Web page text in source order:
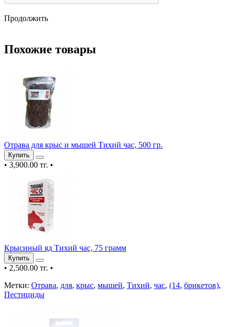
Продолжить
Похожие товары
Отрава для крыс и мышей Тихий час, 500 гр.
Купить
• 3,900.00 тг. •
Крысиный яд Тихий час, 75 грамм
Купить
• 2,500.00 тг. •
Метки: Отрава, для, крыс, мышей, Тихий, час, (14, брикетов),
Пестициды